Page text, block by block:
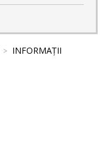
INFORMAȚII